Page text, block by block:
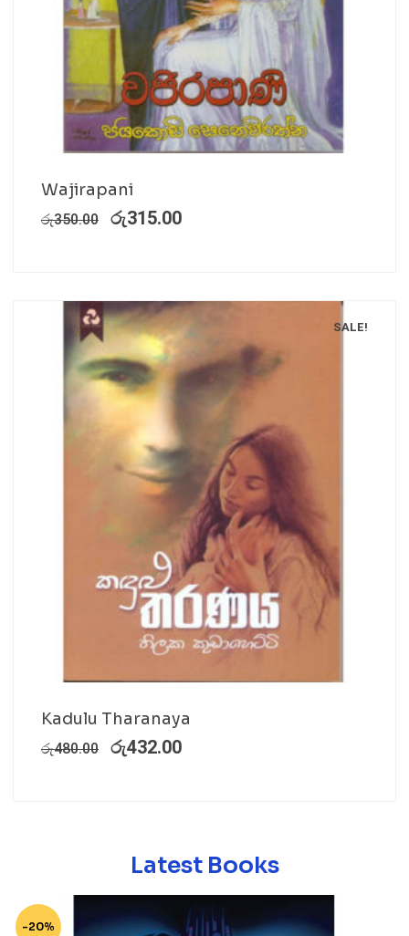
Wajirapani
රු350.00 රු315.00
SALE!
Kadulu Tharanaya
රු480.00 රු432.00
Latest Books
-20%